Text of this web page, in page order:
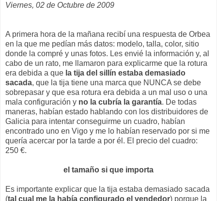
Viernes, 02 de Octubre de 2009
A primera hora de la mañana recibí una respuesta de Orbea
en la que me pedían más datos: modelo, talla, color, sitio
donde la compré y unas fotos. Les envié la información y, al
cabo de un rato, me llamaron para explicarme que la rotura
era debida a que la tija del sillín estaba demasiado
sacada, que la tija tiene una marca que NUNCA se debe
sobrepasar y que esa rotura era debida a un mal uso o una
mala configuración y no la cubría la garantía. De todas
maneras, habían estado hablando con los distribuidores de
Galicia para intentar conseguirme un cuadro, habían
encontrado uno en Vigo y me lo habían reservado por si me
quería acercar por la tarde a por él. El precio del cuadro:
250 €.
el tamaño si que importa
Es importante explicar que la tija estaba demasiado sacada
(tal cual me la había configurado el vendedor) porque la